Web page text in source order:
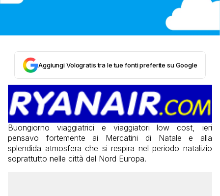
Aggiungi Vologratis tra le tue fonti preferite su Google
Buongiorno viaggiatrici e viaggiatori low cost, ieri
pensavo fortemente ai Mercatini di Natale e alla
splendida atmosfera che si respira nel periodo natalizio
soprattutto nelle città del Nord Europa.